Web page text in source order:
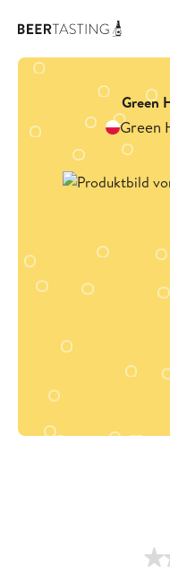
Green
Green